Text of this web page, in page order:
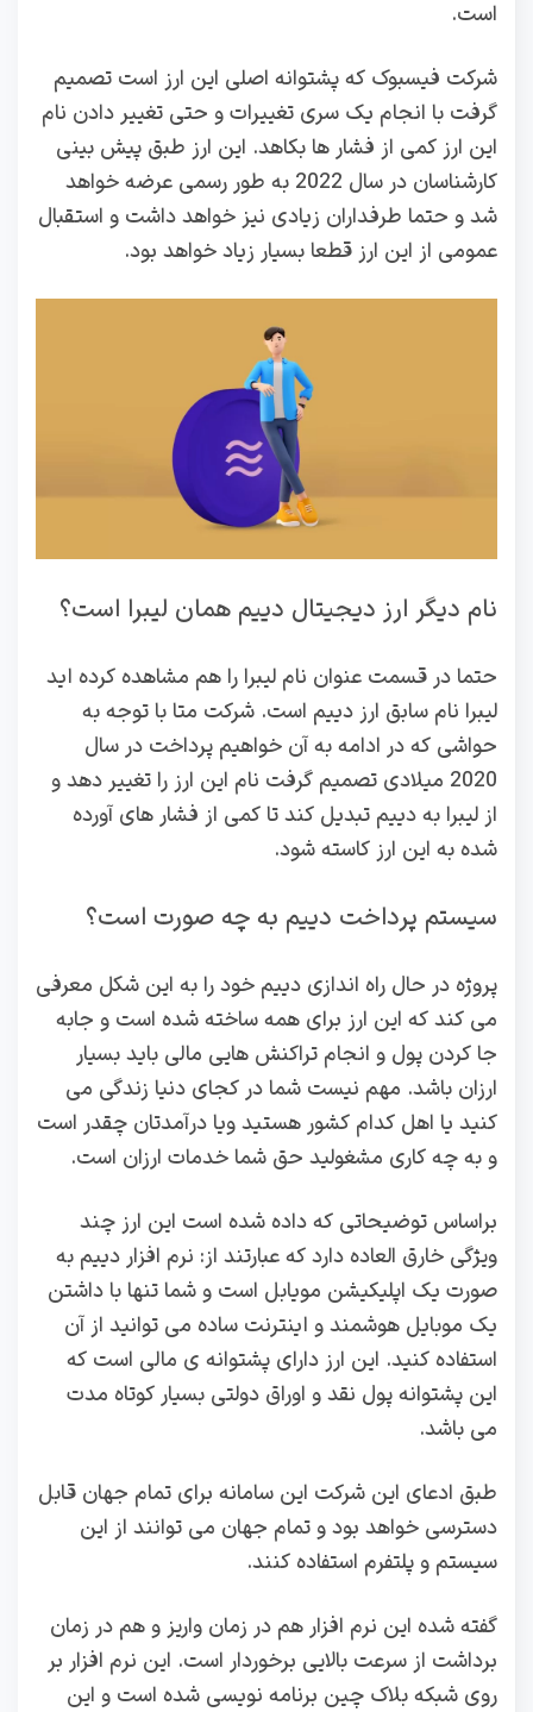
است.
شرکت فیسبوک که پشتوانه اصلی این ارز است تصمیم
گرفت با انجام یک سری تغییرات و حتی تغییر دادن نام
این ارز کمی از فشار ها بکاهد. این ارز طبق پیش بینی
کارشناسان در سال 2022 به طور رسمی عرضه خواهد
شد و حتما طرفداران زیادی نیز خواهد داشت و استقبال
عمومی از این ارز قطعا بسیار زیاد خواهد بود.
نام دیگر ارز دیجیتال دییم همان لیبرا است؟
حتما در قسمت عنوان نام لیبرا را هم مشاهده کرده اید
لیبرا نام سابق ارز دییم است. شرکت متا با توجه به
حواشی که در ادامه به آن خواهیم پرداخت در سال
2020 میلادی تصمیم گرفت نام این ارز را تغییر دهد و
از لیبرا به دییم تبدیل کند تا کمی از فشار های آورده
شده به این ارز کاسته شود.
سیستم پرداخت دییم به چه صورت است؟
پروژه در حال راه اندازی دییم خود را به این شکل معرفی
می کند که این ارز برای همه ساخته شده است و جابه
جا کردن پول و انجام تراکنش هایی مالی باید بسیار
ارزان باشد. مهم نیست شما در کجای دنیا زندگی می
کنید یا اهل کدام کشور هستید ویا درآمدتان چقدر است
و به چه کاری مشغولید حق شما خدمات ارزان است.
براساس توضیحاتی که داده شده است این ارز چند
ویژگی خارق العاده دارد که عبارتند از: نرم افزار دییم به
صورت یک اپلیکیشن مویابل است و شما تنها با داشتن
یک موبایل هوشمند و اینترنت ساده می توانید از آن
استفاده کنید. این ارز دارای پشتوانه ی مالی است که
این پشتوانه پول نقد و اوراق دولتی بسیار کوتاه مدت
می باشد.
طبق ادعای این شرکت این سامانه برای تمام جهان قابل
دسترسی خواهد بود و تمام جهان می توانند از این
سیستم و پلتفرم استفاده کنند.
گفته شده این نرم افزار هم در زمان واریز و هم در زمان
برداشت از سرعت بالایی برخوردار است. این نرم افزار بر
روی شبکه بلاک چین برنامه نویسی شده است و این